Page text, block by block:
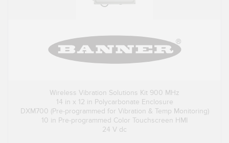
Wireless Vibration Solutions Kit 900 MHz
14 in x 12 in Polycarbonate Enclosure
DXM700 (Pre-programmed for Vibration & Temp Monitoring)
10 in Pre-programmed Color Touchscreen HMI
24 V dc